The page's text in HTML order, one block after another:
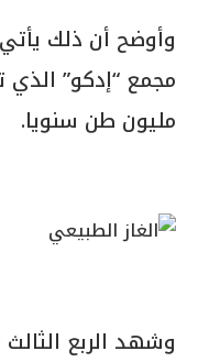
وأوضح أن ذلك
مليون طن سنويا.